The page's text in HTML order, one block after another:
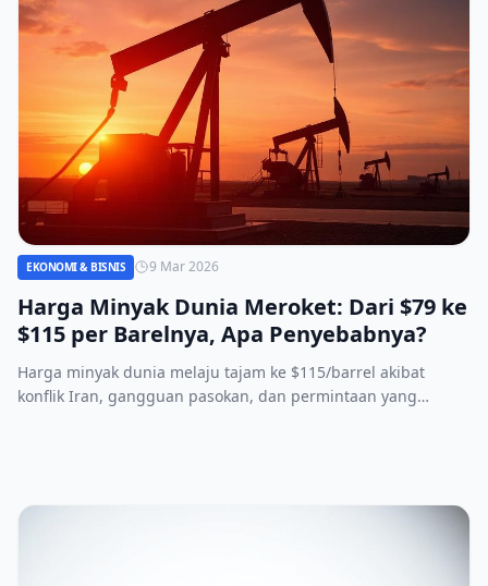
EKONOMI & BISNIS 9 Mar 2026
Harga Minyak Dunia Meroket: Dari $79 ke
$115 per Barelnya, Apa Penyebabnya?
Harga minyak dunia melaju tajam ke $115/barrel akibat
konflik Iran, gangguan pasokan, dan permintaan yang